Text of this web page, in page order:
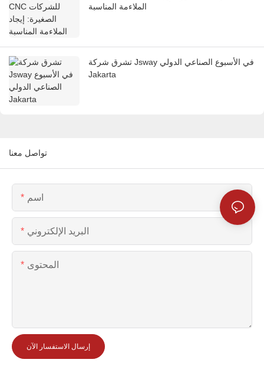
الملاءمة المناسبة
تشرق شركة Jsway في الأسبوع الصناعي الدولي
Jakarta
تواصل معنا
اسم
البريد الإلكتروني
المحتوى
إرسال الاستفسار الآن